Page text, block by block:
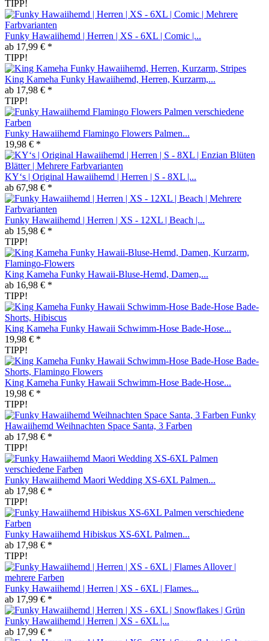
TIPP!
Funky Hawaiihemd | Herren | XS - 6XL | Comic |...
ab 17,99 € *
TIPP!
King Kameha Funky Hawaiihemd, Herren, Kurzarm,...
ab 17,98 € *
TIPP!
Funky Hawaiihemd Flamingo Flowers Palmen...
19,98 € *
KY‘s | Original Hawaiihemd | Herren | S - 8XL |...
ab 67,98 € *
Funky Hawaiihemd | Herren | XS - 12XL | Beach |...
ab 15,98 € *
TIPP!
King Kameha Funky Hawaii-Bluse-Hemd, Damen,...
ab 16,98 € *
TIPP!
King Kameha Funky Hawaii Schwimm-Hose Bade-Hose...
19,98 € *
TIPP!
King Kameha Funky Hawaii Schwimm-Hose Bade-Hose...
19,98 € *
TIPP!
Funky
Hawaiihemd Weihnachten Space Santa, 3 Farben
ab 17,98 € *
TIPP!
Funky Hawaiihemd Maori Wedding XS-6XL Palmen...
ab 17,98 € *
TIPP!
Funky Hawaiihemd Hibiskus XS-6XL Palmen...
ab 17,98 € *
TIPP!
Funky Hawaiihemd | Herren | XS - 6XL | Flames...
ab 17,99 € *
Funky Hawaiihemd | Herren | XS - 6XL |...
ab 17,99 € *